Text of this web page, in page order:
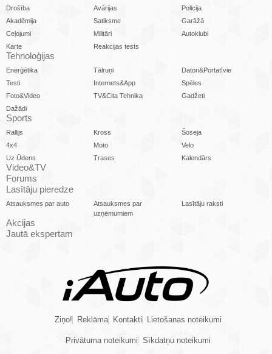
Drošība Avārijas
Policija
Akadēmija
Satiksme
Garāžā
Ceļojumi
Militāri
Autoklubi
Karte
Reakcijas tests
Tehnoloģijas
Enerģētika Tālruņi
Datori&Portatīvie
Testi
Internets&App
Spēles
Foto&Video
TV&Cita Tehnika
Gadžeti
Dažādi
Sports
Rallijs Kross
Šoseja
4x4
Moto
Velo
Uz Ūdens
Trases Kalendārs
Video&TV
Forums
Lasītāju pieredze
Atsauksmes par auto
Atsauksmes par
uzņēmumiem
Lasītāju raksti
Akcijas
Jautā ekspertam
Ziņo! Reklāma Kontakti Lietošanas noteikumi
Privātuma noteikumi Sīkdatņu noteikumi